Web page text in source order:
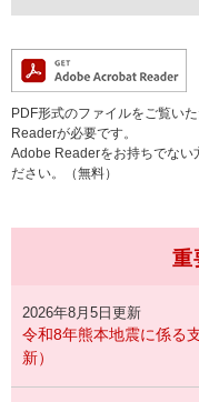
PDF形式のファイルをご覧い
Readerが必要です。
Adobe Readerをお持ちでない
ださい。（無料）
重
2026年8月5日更新
令和8年熊本地震に係る
新）